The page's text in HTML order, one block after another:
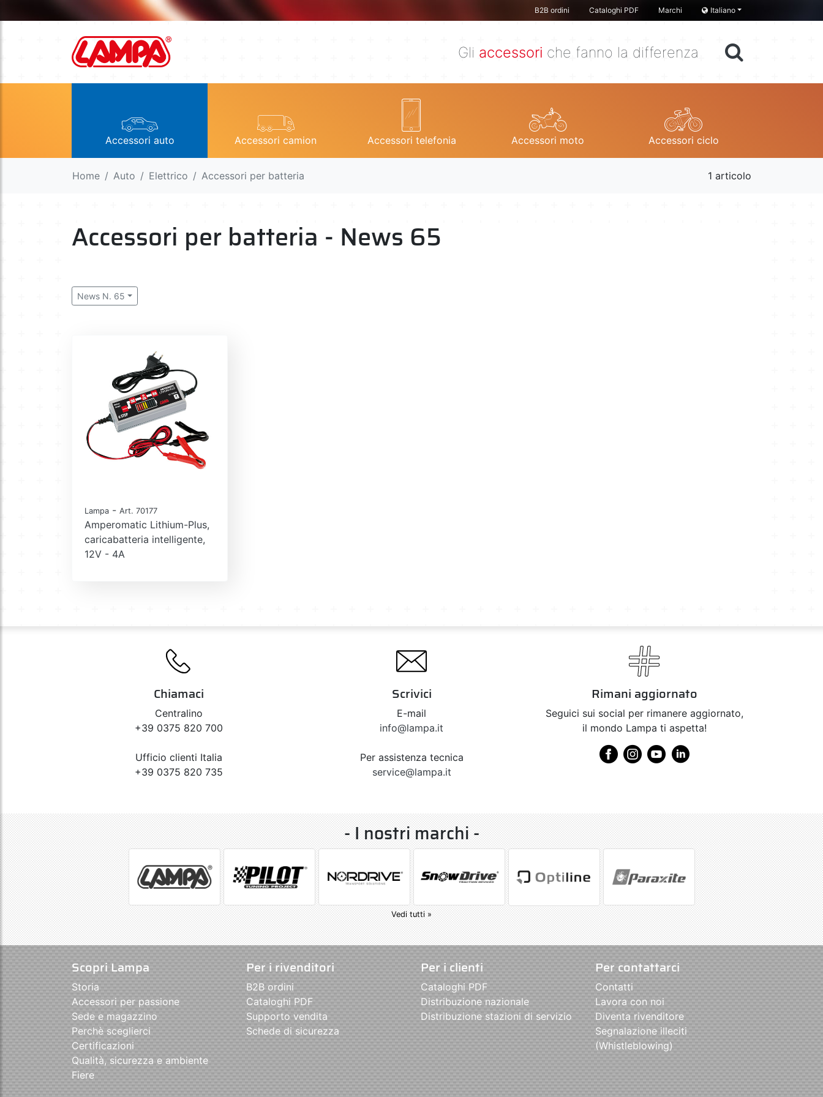
B2B ordini Cataloghi PDF Marchi Italiano
Gli accessori che fanno la differenza
Accessori auto Accessori camion Accessori telefonia Accessori moto Accessori ciclo
Home Auto Elettrico Accessori per batteria 1 articolo
Accessori per batteria - News 65
News N. 65
Lampa - Art. 70177
Amperomatic Lithium-Plus,
caricabatteria intelligente,
12V - 4A
Chiamaci
Centralino
+39 0375 820 700
Ufficio clienti Italia
+39 0375 820 735
Scrivici
E-mail
info@lampa.it
Per assistenza tecnica
service@lampa.it
Rimani aggiornato
Seguici sui social per rimanere aggiornato,
il mondo Lampa ti aspetta!
- I nostri marchi -
Vedi tutti »
Scopri Lampa
Storia
Accessori per passione
Sede e magazzino
Perchè sceglierci
Certificazioni
Qualità, sicurezza e ambiente
Fiere
Per i rivenditori
B2B ordini
Cataloghi PDF
Supporto vendita
Schede di sicurezza
Per i clienti
Cataloghi PDF
Distribuzione nazionale
Distribuzione stazioni di servizio
Per contattarci
Contatti
Lavora con noi
Diventa rivenditore
Segnalazione illeciti
(Whistleblowing)